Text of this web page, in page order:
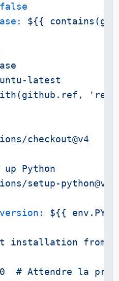
false
${{
latest
checkout@v4
up
Python
setup-python@v4
${{
installation from
# Attendre la